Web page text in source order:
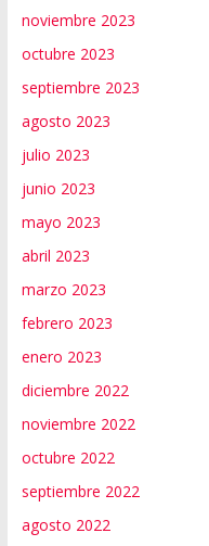
noviembre 2023
octubre 2023
septiembre 2023
agosto 2023
julio 2023
junio 2023
mayo 2023
abril 2023
marzo 2023
febrero 2023
enero 2023
diciembre 2022
noviembre 2022
octubre 2022
septiembre 2022
agosto 2022